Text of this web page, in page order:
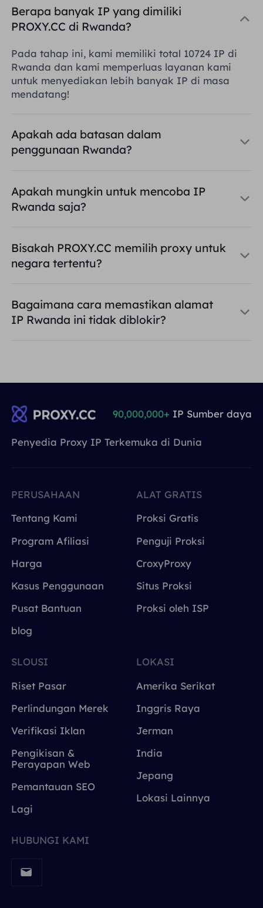
Berapa banyak IP yang dimiliki
PROXY.CC di Rwanda?
Pada tahap ini, kami memiliki total 10724 IP di
Rwanda dan kami memperluas layanan kami
untuk menyediakan lebih banyak IP di masa
mendatang!
Apakah ada batasan dalam
penggunaan Rwanda?
Apakah mungkin untuk mencoba IP
Rwanda saja?
Bisakah PROXY.CC memilih proxy untuk
negara tertentu?
Bagaimana cara memastikan alamat
IP Rwanda ini tidak diblokir?
Penyedia Proxy IP Terkemuka di Dunia
90,000,000+ IP Sumber daya
PERUSAHAAN
Tentang Kami
Program Afiliasi
Harga
Kasus Penggunaan
Pusat Bantuan
blog
ALAT GRATIS
Proksi Gratis
Penguji Proksi
CroxyProxy
Situs Proksi
Proksi oleh ISP
SLOUSI
Riset Pasar
Perlindungan Merek
Verifikasi Iklan
Pengikisan &
Perayapan Web
Pemantauan SEO
Lagi
LOKASI
Amerika Serikat
Inggris Raya
Jerman
India
Jepang
Lokasi Lainnya
HUBUNGI KAMI